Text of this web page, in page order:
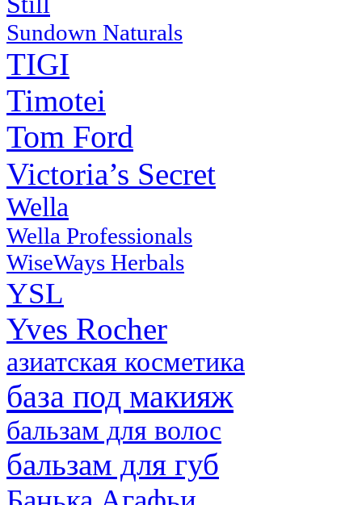
Sundown Naturals
TIGI
Timotei
Tom Ford
Victoria’s Secret
Wella
Wella Professionals
WiseWays Herbals
YSL
Yves Rocher
азиатская косметика
база под макияж
бальзам для волос
бальзам для губ